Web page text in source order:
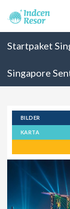
Startpaket
Singapore
BILDER
KARTA